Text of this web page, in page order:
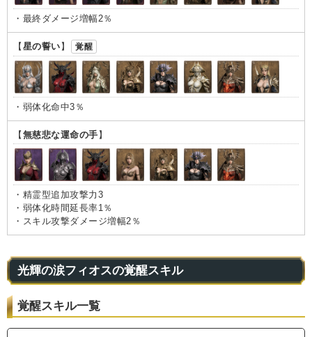
・最終ダメージ増幅2％
【 星の誓い 】 覚醒
・弱体化命中3％
【 無慈悲な運命の手 】
・精霊型追加攻撃力3
・弱体化時間延長率1％
・スキル攻撃ダメージ増幅2％
光輝の涙フィオスの覚醒スキル
覚醒スキル一覧